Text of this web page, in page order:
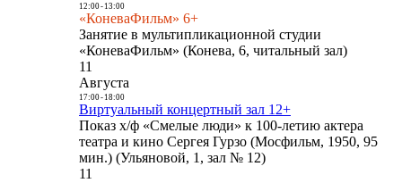
12:00- 13:00
«КоневаФильм» 6+
Занятие в мультипликационной студии
«КоневаФильм» (Конева, 6, читальный зал)
11
Августа
17:00- 18:00
Виртуальный концертный зал 12+
Показ х/ф «Смелые люди» к 100-летию актера
театра и кино Сергея Гурзо (Мосфильм, 1950, 95
мин.) (Ульяновой, 1, зал № 12)
11